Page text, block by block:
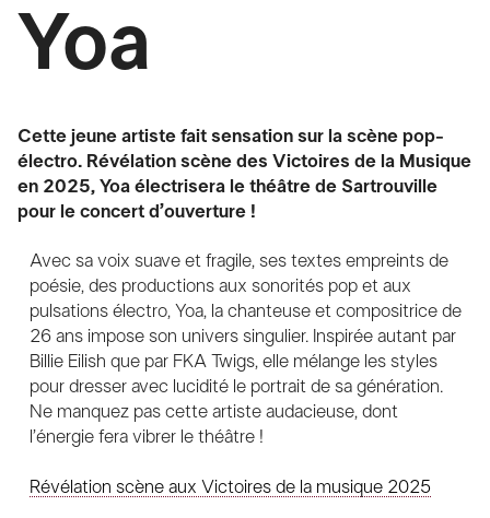
Yoa
Cette jeune artiste fait sensation sur la scène pop-
électro. Révélation scène des Victoires de la Musique
en 2025, Yoa électrisera le théâtre de Sartrouville
pour le concert d’ouverture !
Avec sa voix suave et fragile, ses textes empreints de
poésie, des productions aux sonorités pop et aux
pulsations électro, Yoa, la chanteuse et compositrice de
26 ans impose son univers singulier. Inspirée autant par
Billie Eilish que par FKA Twigs, elle mélange les styles
pour dresser avec lucidité le portrait de sa génération.
Ne manquez pas cette artiste audacieuse, dont
l’énergie fera vibrer le théâtre !
Révélation scène aux Victoires de la musique 2025